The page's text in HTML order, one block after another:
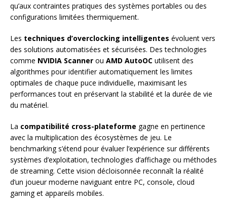
qu’aux contraintes pratiques des systèmes portables ou des
configurations limitées thermiquement.
Les techniques d’overclocking intelligentes évoluent vers
des solutions automatisées et sécurisées. Des technologies
comme NVIDIA Scanner ou AMD AutoOC utilisent des
algorithmes pour identifier automatiquement les limites
optimales de chaque puce individuelle, maximisant les
performances tout en préservant la stabilité et la durée de vie
du matériel.
La compatibilité cross-plateforme gagne en pertinence
avec la multiplication des écosystèmes de jeu. Le
benchmarking s’étend pour évaluer l’expérience sur différents
systèmes d’exploitation, technologies d’affichage ou méthodes
de streaming. Cette vision décloisonnée reconnaît la réalité
d’un joueur moderne naviguant entre PC, console, cloud
gaming et appareils mobiles.